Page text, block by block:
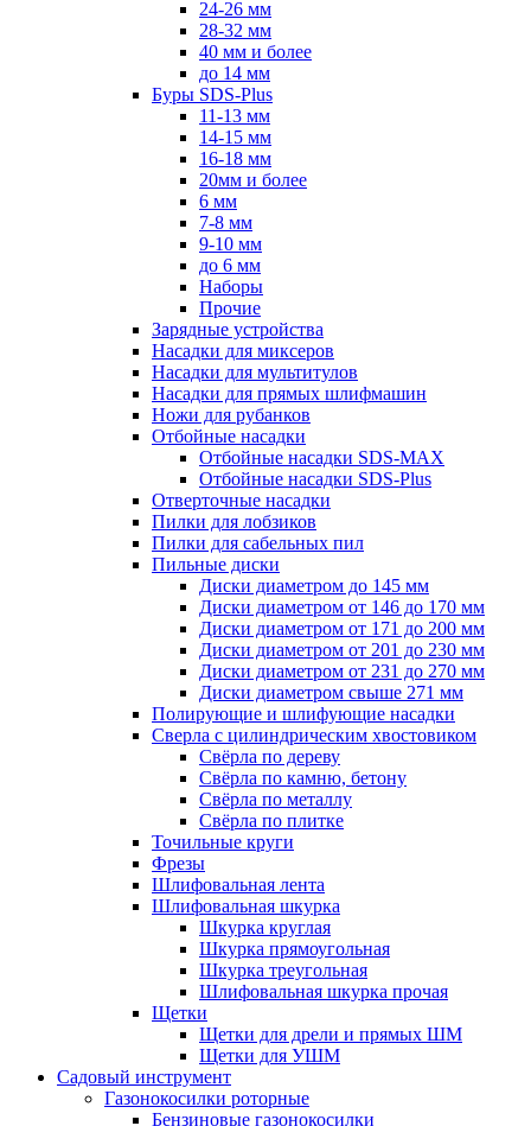
24-26 мм
28-32 мм
40 мм и более
до 14 мм
Буры SDS-Plus
11-13 мм
14-15 мм
16-18 мм
20мм и более
6 мм
7-8 мм
9-10 мм
до 6 мм
Наборы
Прочие
Зарядные устройства
Насадки для миксеров
Насадки для мультитулов
Насадки для прямых шлифмашин
Ножи для рубанков
Отбойные насадки
Отбойные насадки SDS-MAX
Отбойные насадки SDS-Plus
Отверточные насадки
Пилки для лобзиков
Пилки для сабельных пил
Пильные диски
Диски диаметром до 145 мм
Диски диаметром от 146 до 170 мм
Диски диаметром от 171 до 200 мм
Диски диаметром от 201 до 230 мм
Диски диаметром от 231 до 270 мм
Диски диаметром свыше 271 мм
Полирующие и шлифующие насадки
Сверла с цилиндрическим хвостовиком
Свёрла по дереву
Свёрла по камню, бетону
Свёрла по металлу
Свёрла по плитке
Точильные круги
Фрезы
Шлифовальная лента
Шлифовальная шкурка
Шкурка круглая
Шкурка прямоугольная
Шкурка треугольная
Шлифовальная шкурка прочая
Щетки
Щетки для дрели и прямых ШМ
Щетки для УШМ
Садовый инструмент
Газонокосилки роторные
Бензиновые газонокосилки